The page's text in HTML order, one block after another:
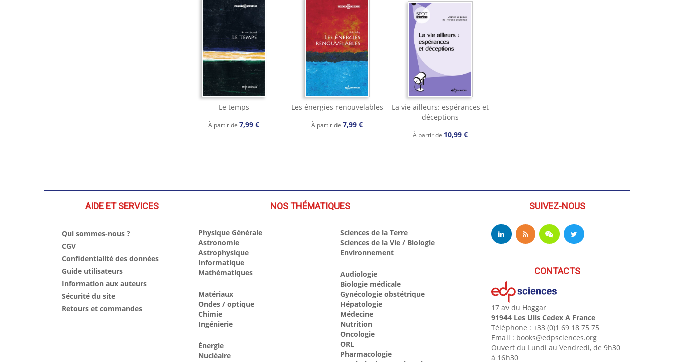
Le temps
À partir de 7,99 €
Les énergies renouvelables
À partir de 7,99 €
La vie ailleurs: espérances et
déceptions
À partir de 10,99 €
AIDE ET SERVICES
Qui sommes-nous ?
CGV
Confidentialité des données
Guide utilisateurs
Information aux auteurs
Sécurité du site
Retours et commandes
NOS THÉMATIQUES
Physique Générale
Astronomie
Astrophysique
Informatique
Mathématiques
Matériaux
Ondes / optique
Chimie
Ingénierie
Énergie
Nucléaire
Sciences de la Terre
Sciences de la Vie / Biologie
Environnement
Audiologie
Biologie médicale
Gynécologie obstétrique
Hépatologie
Médecine
Nutrition
Oncologie
ORL
Pharmacologie
SUIVEZ-NOUS
CONTACTS
17 av du Hoggar
91944 Les Ulis Cedex A France
Téléphone : +33 (0)1 69 18 75 75
Email : books@edpsciences.org
Ouvert du Lundi au Vendredi, de 9h30
à 16h30